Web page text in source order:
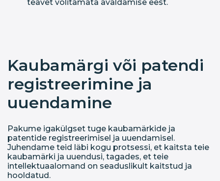
teavet volitamata avaldamise eest.
Kaubamärgi või patendi
registreerimine ja
uuendamine
Pakume igakülgset tuge kaubamärkide ja
patentide registreerimisel ja uuendamisel.
Juhendame teid läbi kogu protsessi, et kaitsta teie
kaubamärki ja uuendusi, tagades, et teie
intellektuaalomand on seaduslikult kaitstud ja
hooldatud.